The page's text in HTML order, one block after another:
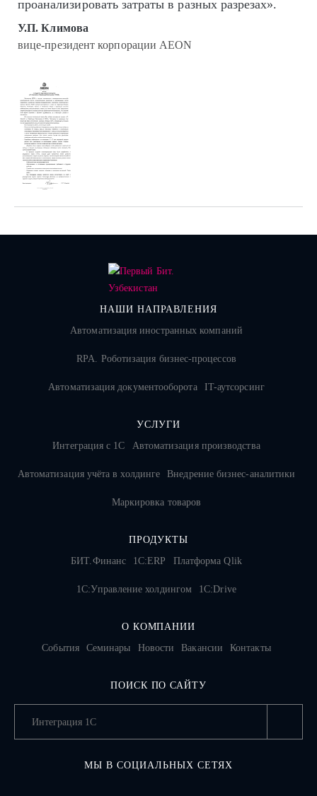
проанализировать затраты в разных разрезах».
У.П. Климова
вице-президент корпорации AEON
НАШИ НАПРАВЛЕНИЯ
Автоматизация иностранных компаний
RPA. Роботизация бизнес-процессов
Автоматизация документооборота IT-аутсорсинг
УСЛУГИ
Интеграция с 1С
Автоматизация производства
Автоматизация учёта в холдинге Внедрение бизнес-аналитики
Маркировка товаров
ПРОДУКТЫ
БИТ.Финанс
1С:ERP Платформа Qlik
1С:Управление холдингом 1C:Drive
О КОМПАНИИ
События
Семинары Новости Вакансии Контакты
ПОИСК ПО САЙТУ
МЫ В СОЦИАЛЬНЫХ СЕТЯХ